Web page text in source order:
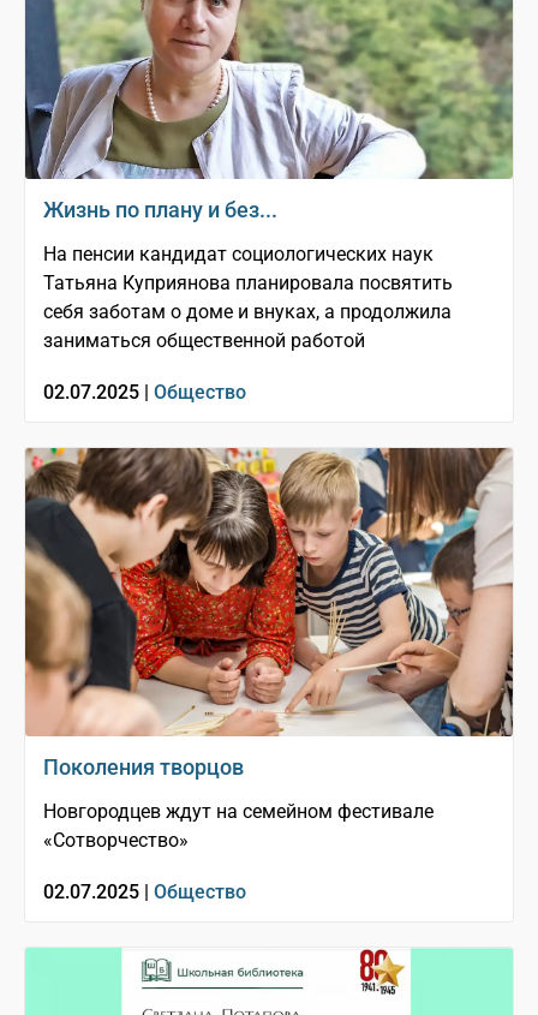
Жизнь по плану и без...
На пенсии кандидат социологических наук
Татьяна Куприянова планировала посвятить
себя заботам о доме и внуках, а продолжила
заниматься общественной работой
02.07.2025 | Общество
Поколения творцов
Новгородцев ждут на семейном фестивале
«Сотворчество»
02.07.2025 | Общество